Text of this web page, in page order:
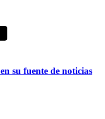
en su fuente de noticias